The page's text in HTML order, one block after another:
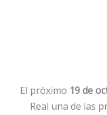
El próximo 19 de
Real una de las